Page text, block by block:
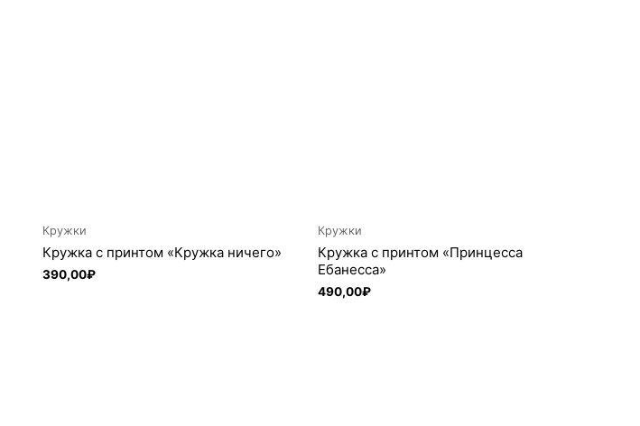
Кружки
Кружка с принтом «Кружка ничего»
390,00₽
Кружки
Кружка с принтом «Принцесса
Ебанесса»
490,00₽